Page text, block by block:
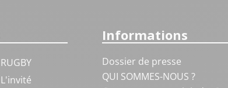
RUGBY
L'invité
Informations
Dossier de presse
QUI SOMMES-NOUS ?